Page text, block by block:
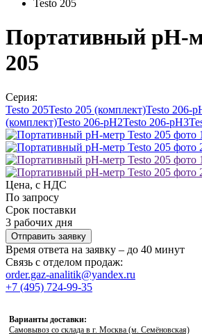
Testo 205
Портативный pH-
205
Серия:
Testo 205Testo 205 (комплект)Testo 206-
(комплект)Testo 206-pH2Testo 206-pH3
Цена, с НДС
По запросу
Срок поставки
3 рабочих дня
Отправить заявку
Время ответа на заявку – до 40 минут
Связь с отделом продаж:
order.gaz-analitik@yandex.ru
+7 (495) 724-99-35
Варианты доставки:
Самовывоз со склада в г. Москва (м. Семёновская)